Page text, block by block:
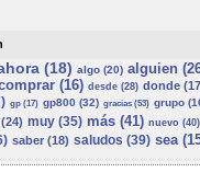
(18) algo (20) alguien
(16) desde (28) donde
gp (17) gp800 (32) gracias (53) grupo
muy (35) más (41) nuevo (40)
saber (18) saludos (39) sea